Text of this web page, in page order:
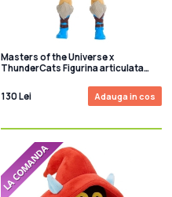
Masters of the Universe x
ThunderCats Figurina articulata
130 Lei
Adauga in cos